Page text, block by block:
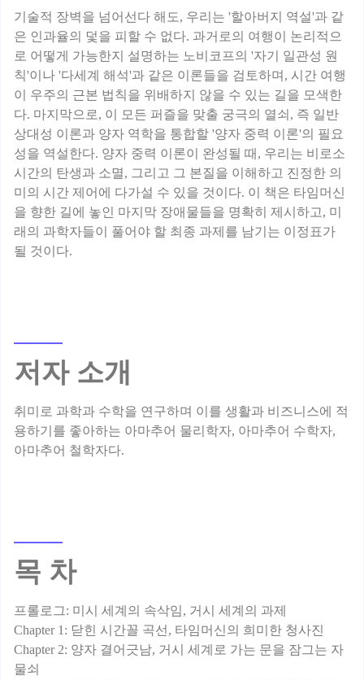
기술적 장벽을 넘어선다 해도, 우리는 '할아버지 역설'과 같
은 인과율의 덫을 피할 수 없다. 과거로의 여행이 논리적으
로 어떻게 가능한지 설명하는 노비코프의 '자기 일관성 원
칙'이나 '다세계 해석'과 같은 이론들을 검토하며, 시간 여행
이 우주의 근본 법칙을 위배하지 않을 수 있는 길을 모색한
다. 마지막으로, 이 모든 퍼즐을 맞출 궁극의 열쇠, 즉 일반
상대성 이론과 양자 역학을 통합할 '양자 중력 이론'의 필요
성을 역설한다. 양자 중력 이론이 완성될 때, 우리는 비로소
시간의 탄생과 소멸, 그리고 그 본질을 이해하고 진정한 의
미의 시간 제어에 다가설 수 있을 것이다. 이 책은 타임머신
을 향한 길에 놓인 마지막 장애물들을 명확히 제시하고, 미
래의 과학자들이 풀어야 할 최종 과제를 남기는 이정표가
저자 소개
취미로 과학과 수학을 연구하며 이를 생활과 비즈니스에 적
용하기를 좋아하는 아마추어 물리학자, 아마추어 수학자,
목 차
프롤로그: 미시 세계의 속삭임, 거시 세계의 과제
Chapter 1: 닫힌 시간꼴 곡선, 타임머신의 희미한 청사진
Chapter 2: 양자 결어긋남, 거시 세계로 가는 문을 잠그는 자
물쇠